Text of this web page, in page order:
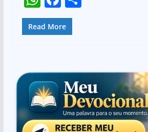
k
h
at
p
p
a
c
o
o
k
Read More